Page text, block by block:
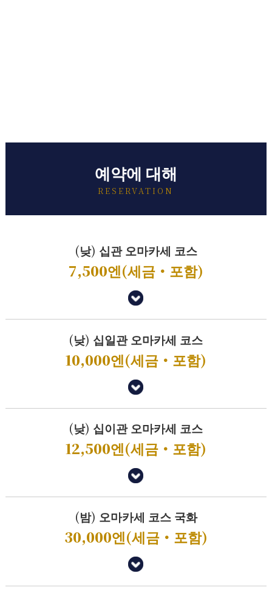
예약에 대해
RESERVATION
(낮) 십관 오마카세 코스
7,500엔(세금・포함)
(낮) 십일관 오마카세 코스
10,000엔(세금・포함)
(낮) 십이관 오마카세 코스
12,500엔(세금・포함)
(밤) 오마카세 코스 국화
30,000엔(세금・포함)